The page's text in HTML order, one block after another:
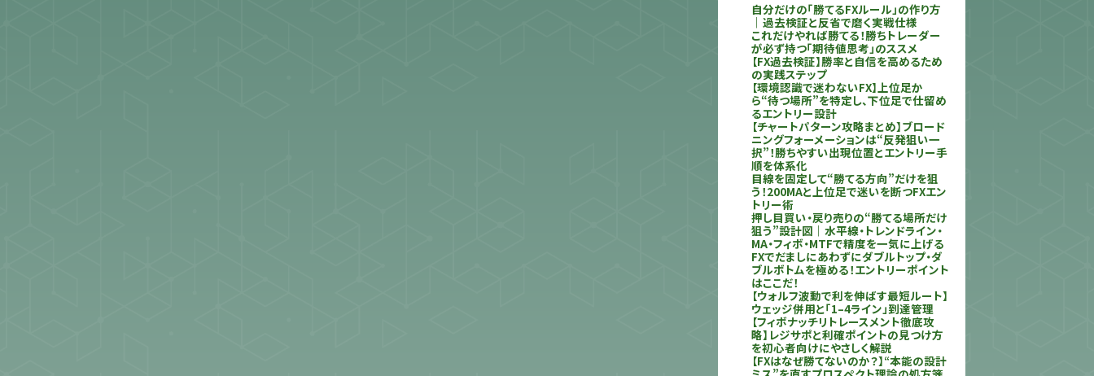
自分だけの「勝てるFXルール」の作り方
｜過去検証と反省で磨く実戦仕様
これだけやれば勝てる！勝ちトレーダー
が必ず持つ「期待値思考」のススメ
【FX過去検証】勝率と自信を高めるため
の実践ステップ
【環境認識で迷わないFX】上位足か
ら“待つ場所”を特定し、下位足で仕留め
るエントリー設計
【チャートパターン攻略まとめ】ブロード
ニングフォーメーションは“反発狙い一
択”！勝ちやすい出現位置とエントリー手
順を体系化
目線を固定して“勝てる方向”だけを狙
う！200MAと上位足で迷いを断つFXエン
トリー術
押し目買い・戻り売りの“勝てる場所だけ
狙う”設計図｜水平線・トレンドライン・
MA・フィボ・MTFで精度を一気に上げる
FXでだましにあわずにダブルトップ・ダ
ブルボトムを極める！エントリーポイント
はここだ！
【ウォルフ波動で利を伸ばす最短ルート】
ウェッジ併用と「1–4ライン」到達管理
【フィボナッチリトレースメント徹底攻
略】レジサポと利確ポイントの見つけ方
を初心者向けにやさしく解説
【FXはなぜ勝てないのか？】“本能の設計